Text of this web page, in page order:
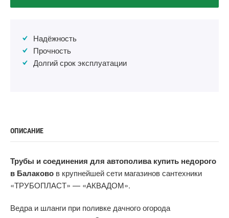
Надёжность
Прочность
Долгий срок эксплуатации
ОПИСАНИЕ
Трубы и соединения для автополива купить недорого
в Балаково в крупнейшей сети магазинов сантехники
«ТРУБОПЛАСТ» — «АКВАДОМ».
Ведра и шланги при поливке дачного огорода